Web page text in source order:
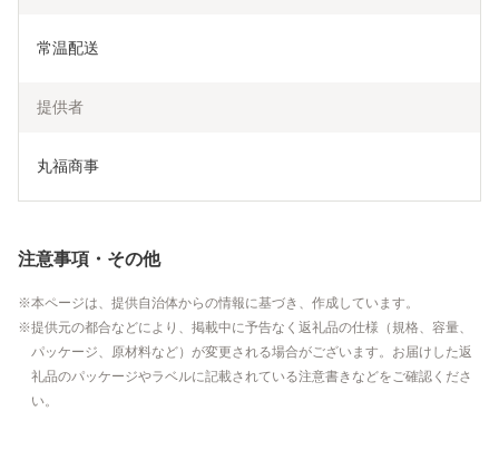
常温配送
提供者
丸福商事
注意事項・その他
本ページは、提供自治体からの情報に基づき、作成しています。
提供元の都合などにより、掲載中に予告なく返礼品の仕様（規格、容量、
パッケージ、原材料など）が変更される場合がございます。お届けした返
礼品のパッケージやラベルに記載されている注意書きなどをご確認くださ
い。